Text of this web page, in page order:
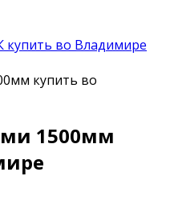
купить во Владимире
купить во
1500мм